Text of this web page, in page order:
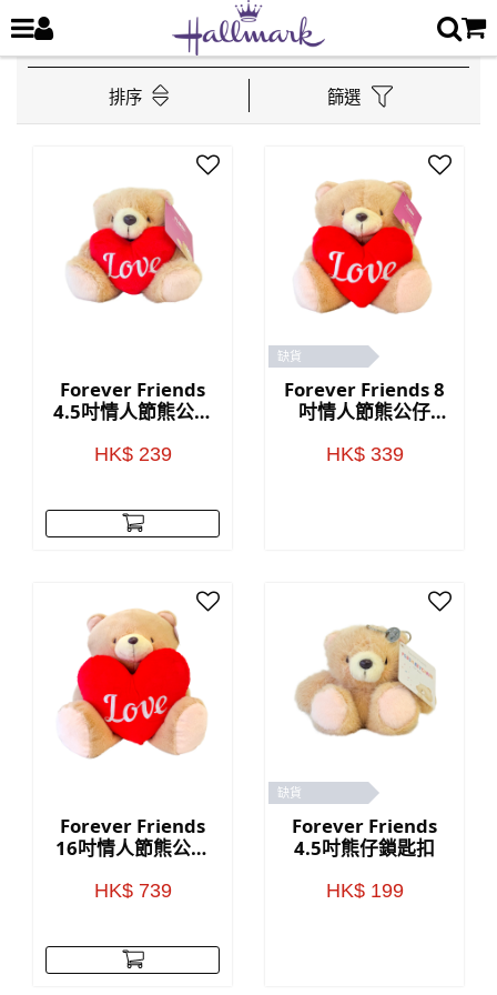
排序 篩選
Forever Friends
4.5吋情人節熊公仔
HK$ 239
缺貨
Forever Friends 8
吋情人節熊公仔
HK$ 339
Forever Friends
16吋情人節熊公仔
HK$ 739
缺貨
Forever Friends
4.5吋熊仔鎖匙扣
HK$ 199